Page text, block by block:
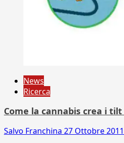
News
Ricerca
Come la cannabis crea i
Salvo Franchina 27 Ottobre 2011